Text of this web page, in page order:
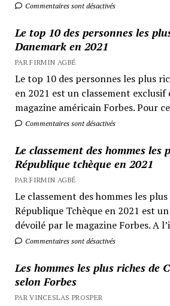
Commentaires sont désactivés
Le top 10 des personnes les
Danemark en 2021
PAR FIRMIN AGBÉ
Le top 10 des personnes les plus
en 2021 est un classement exclusif
magazine américain Forbes. Pour
Commentaires sont désactivés
Le classement des hommes les
République tchèque en 2021
PAR FIRMIN AGBÉ
Le classement des hommes les
République Tchèque en 2021 est
dévoilé par le magazine Forbes. A
Commentaires sont désactivés
Les hommes les plus riches de
selon Forbes
PAR VINCESLAS PROSPER